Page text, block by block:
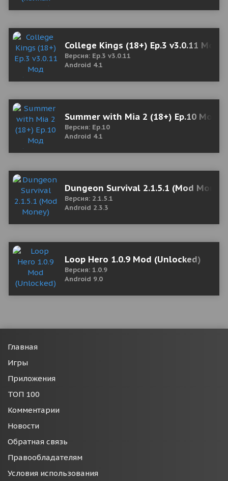
College Kings (18+) Ep.3 v3.0.11 Мод
Версия: Ep.3 v3.0.11
Android 4.1
Summer with Mia 2 (18+) Ep.10 Мод
Версия: Ep.10
Android 4.1
Dungeon Survival 2.1.5.1 (Mod Money)
Версия: 2.1.5.1
Android 2.3.3
Loop Hero 1.0.9 Mod (Unlocked)
Версия: 1.0.9
Android 9.0
Главная
Игры
Приложения
ТОП 100
Комментарии
Новости
Обратная связь
Правообладателям
Условия использования